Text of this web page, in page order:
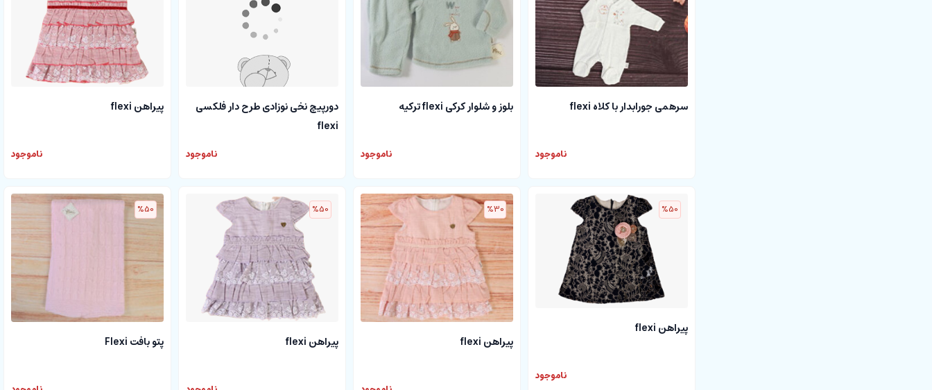
سرهمی جورابدار با کلاه flexi
ناموجود
بلوز و شلوار کرکی flexi ترکیه
ناموجود
دورپیچ نخی نوزادی طرح دار فلکسی
flexi
ناموجود
پیراهن flexi
ناموجود
%50
پیراهن flexi
ناموجود
%30
پیراهن flexi
%50
پیراهن flexi
%50
پتو بافت Flexi